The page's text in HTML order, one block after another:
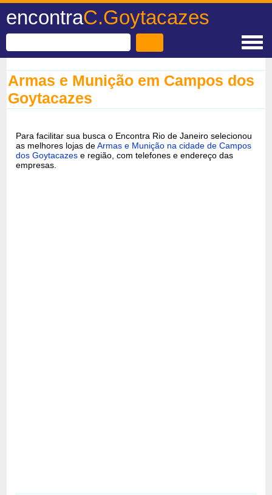
encontraC.Goytacazes
Armas e Munição em Campos dos
Goytacazes
Para facilitar sua busca o Encontra Rio de Janeiro selecionou
as melhores lojas deArmas e Munição na cidade de Campos
dos Goytacazes e região, com telefones e endereço das
empresas.